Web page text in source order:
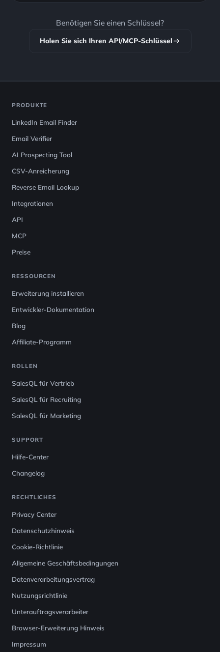
Benötigen Sie einen Schlüssel?
Holen Sie sich Ihren API/MCP-Schlüssel
PRODUKTE
LinkedIn Email Finder
Email Verifier
AI Prospecting Tool
CSV-Anreicherung
Reverse Email Lookup
Integrationen
API
MCP
Preise
RESSOURCEN
Erweiterung installieren
Entwickler-Dokumentation
Blog
Affiliate-Programm
ROLLEN
SalesQL für Vertrieb
SalesQL für Recruiting
SalesQL für Marketing
SUPPORT
Hilfe-Center
Changelog
RECHTLICHES
Privacy Center
Datenschutzhinweis
Cookie-Richtlinie
Allgemeine Geschäftsbedingungen
Datenverarbeitungsvertrag
Nutzungsrichtlinie
Unterauftragsverarbeiter
Browser-Erweiterung Hinweis
Impressum